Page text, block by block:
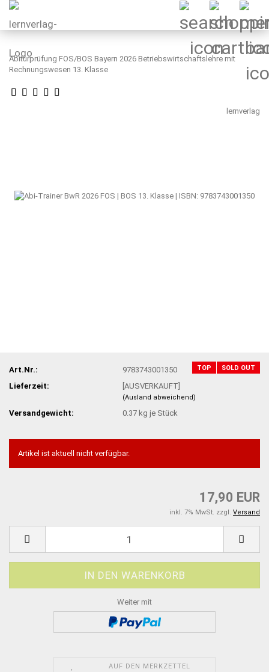
Abiturprüfung FOS/BOS Bayern 2026 Betriebswirtschaftslehre mit
Rechnungswesen 13. Klasse
lernverlag
TOP SOLD OUT
Art.Nr.:
9783743001350
Lieferzeit:
[AUSVERKAUFT]
(Ausland abweichend)
Versandgewicht: 0.37 kg je Stück
Artikel ist aktuell nicht verfügbar.
17,90 EUR
inkl. 7% MwSt. zzgl. Versand
Weiter mit
AUF DEN MERKZETTEL